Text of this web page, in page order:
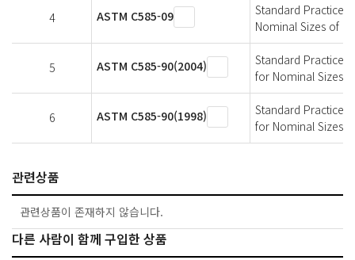
4 ASTM C585-09
Standard Practice
Nominal Sizes of
5 ASTM C585-90(2004)
Standard Practice
for Nominal Sizes
6 ASTM C585-90(1998)
Standard Practice
for Nominal Sizes
관련상품
관련상품이 존재하지 않습니다.
다른 사람이 함께 구입한 상품